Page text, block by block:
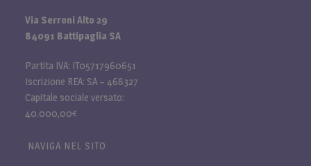
Via Serroni Alto 29
84091 Battipaglia SA
Partita IVA: IT05717960651
Iscrizione REA: SA – 468327
Capitale sociale versato:
40.000,00€
NAVIGA NEL SITO